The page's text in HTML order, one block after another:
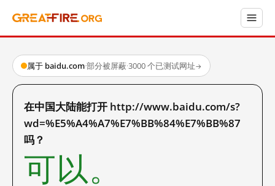
属于 baidu.com·部分被屏蔽·3000 个已测试网址→
在中国大陆能打开 http://www.baidu.com/s?
wd=%E5%A4%A7%E7%BB%84%E7%BB%87
吗？
可以。